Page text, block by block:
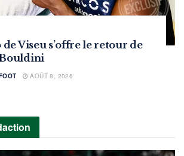
Viseu s’offre le retour de
AOÛT 8, 2026